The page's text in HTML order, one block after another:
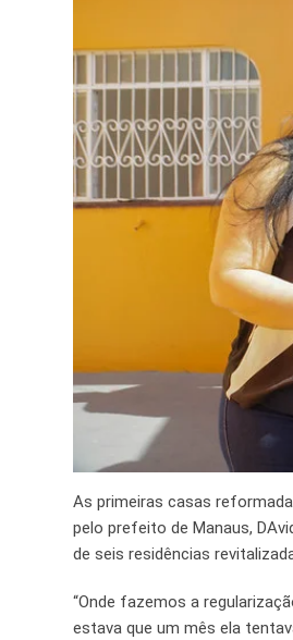
As primeiras casas
pelo prefeito de Manaus,
de seis residências
“Onde fazemos a
estava que um mês ela